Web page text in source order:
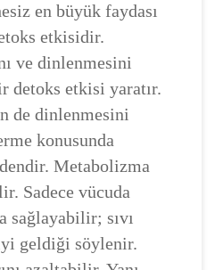
en büyük faydası
etkisidir.
ve dinlenmesini
detoks etkisi yaratır.
de dinlenmesini
konusunda
Metabolizma
Sadece vücuda
sağlayabilir; sıvı
geldiği söylenir.